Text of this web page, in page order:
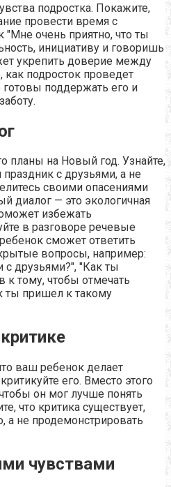
подростка. Покажите,
провести время с
"Мне очень приятно, что ты
инициативу и говоришь
укрепить доверие между
как подросток проведет
поддержать его и
планы на Новый год. Узнайте,
с друзьями, а не
своими опасениями
диалог — это экологичная
избежать
в разговоре речевые
сможет ответить
вопросы, например:
друзьями?", "Как ты
тому, чтобы отмечать
ты пришел к такому
ваш ребенок делает
его. Вместо этого
он мог лучше понять
что критика существует,
а не продемонстрировать
чувствами